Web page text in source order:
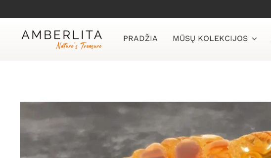
to
content
PRADŽIA MŪSŲ KOLEKCIJOS